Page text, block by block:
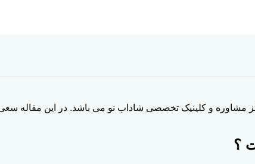
مشاوره و کلینیک تخصصی شاداب نو می باشد. در این مقاله
؟